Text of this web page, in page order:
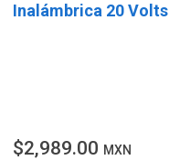
Inalámbrica 20 Volts
$2,989.00 MXN